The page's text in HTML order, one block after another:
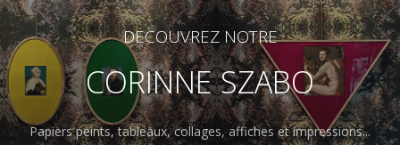
DECOUVREZ NOTRE
CORINNE SZABO
Papiers peints, tableaux, collages, affiches et impressions...